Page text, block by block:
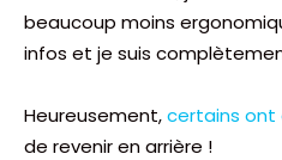
beaucoup moins
infos et je suis
Heureusement,certains ont
de revenir en arrière !